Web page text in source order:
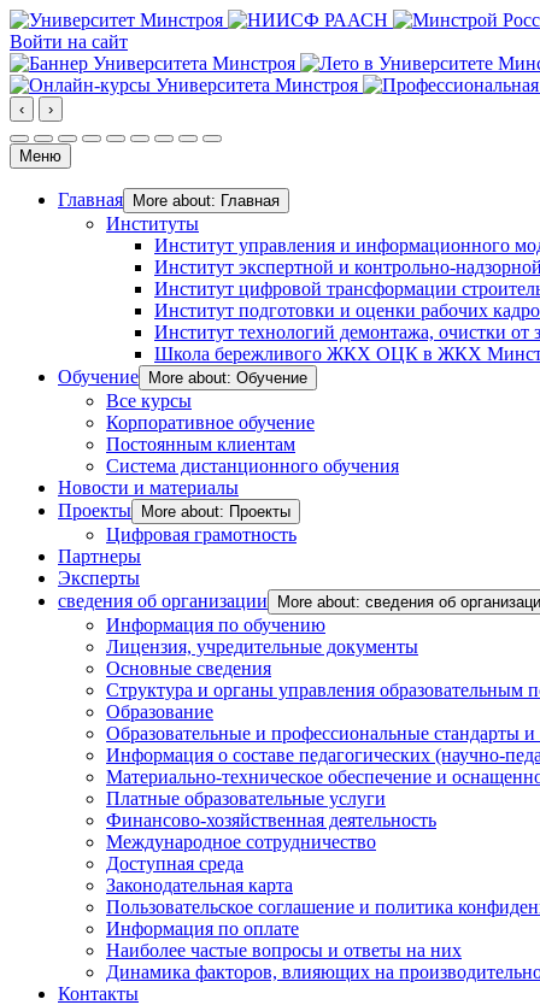
Войти на сайт
‹ ›
Меню
Главная More about: Главная
Институты
Институт управления и информационного
Институт экспертной и контрольно-
Институт цифровой трансформации
Институт подготовки и оценки рабочих
Институт технологий демонтажа, очистки от
Школа бережливого ЖКХ ОЦК в ЖКХ
Обучение
More about: Обучение
Все курсы
Корпоративное обучение
Постоянным клиентам
Система дистанционного обучения
Новости и материалы
Проекты
More about: Проекты
Цифровая грамотность
Партнеры
Эксперты
сведения об организации
More about: сведения об
Информация по обучению
Лицензия, учредительные документы
Основные сведения
Структура и органы управления образовательным
Образование
Образовательные и профессиональные стандарты и
Информация о составе педагогических (научно-
Материально-техническое обеспечение и
Платные образовательные услуги
Финансово-хозяйственная деятельность
Международное сотрудничество
Доступная среда
Законодательная карта
Пользовательское соглашение и политика
Информация по оплате
Наиболее частые вопросы и ответы на них
Динамика факторов, влияющих на
Контакты